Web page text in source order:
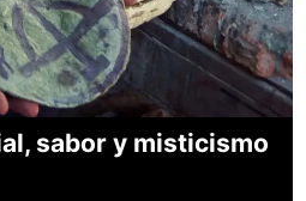
sabor y misticismo